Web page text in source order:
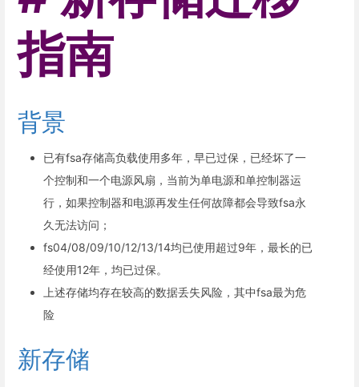
指南
背景
已有fsa存储高负载使用多年，早已过保，已经坏了一
个控制和一个电源风扇，当前为单电源和单控制器运
行，如果控制器和电源再发生任何故障都会导致fsa永
久无法访问；
fs04/08/09/10/12/13/14均已使用超过9年，最长的已
经使用12年，均已过保。
上述存储均存在较高的数据丢失风险，其中fsa最为危
险
新存储